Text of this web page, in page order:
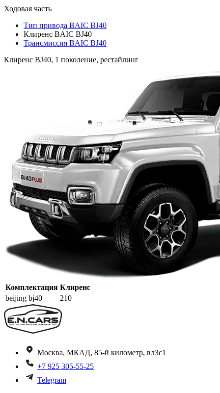
Ходовая часть
Тип привода BAIC BJ40
Клиренс BAIC BJ40
Трансмиссия BAIC BJ40
Клиренс BJ40, 1 поколение, рестайлинг
Комплектация Клиренс
beijing bj40
210
Москва, МКАД, 85-й километр, вл3с1
+7 925 305-55-25
Telegram